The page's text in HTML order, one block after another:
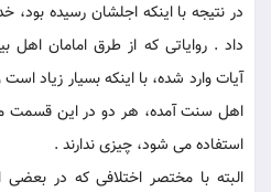
در نتيجه با اينكه اجلشان رسيده
داد . رواياتى كه از طرق امامان اهل
آيات وارد شده، با اينكه بسيار زياد
اهل سنت آمده، هر دو در اين قسمت
استفاده می شود، چيزى ندارند .
البته با مختصر اختلافى كه در